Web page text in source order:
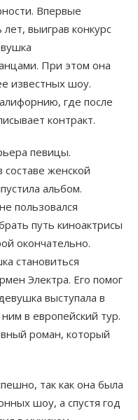
Впервые
выиграв конкурс
При этом она
известных шоу.
где после
контракт.
певицы.
женской
альбом.
пользовался
путь киноактрисы
окончательно.
становиться
Электра. Его помог
выступала в
в европейский тур.
роман, который
так как она была
шоу, а спустя год